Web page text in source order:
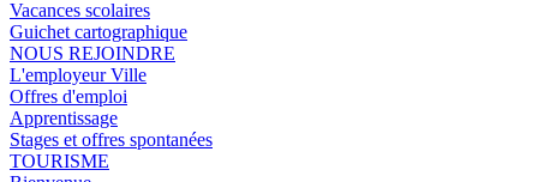
Vacances scolaires
Guichet cartographique
NOUS REJOINDRE
L'employeur Ville
Offres d'emploi
Apprentissage
Stages et offres spontanées
TOURISME